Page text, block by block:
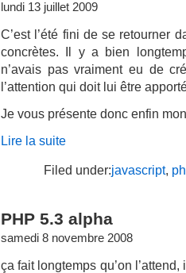
lundi 13 juillet 2009
C’est l’été fini de se retourner
concrètes. Il y a bien
n’avais pas vraiment eu de
l’attention qui doit lui être
Je vous présente donc enfin
Lire la suite
Filed under:javascript,
PHP 5.3 alpha
samedi 8 novembre 2008
ça fait longtemps qu’on